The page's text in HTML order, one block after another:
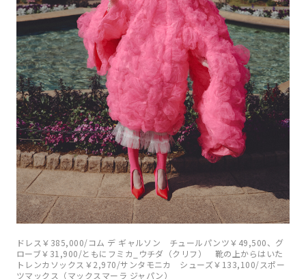
ドレス￥385,000/コム デ ギャルソン チュールパンツ￥49,500、グ
ローブ￥31,900/ともにフミカ_ウチダ（クリフ） 靴の上からはいた
トレンカソックス￥2,970/サンタモニカ シューズ￥133,100/スポー
ツマックス（マックスマーラ ジャパン）